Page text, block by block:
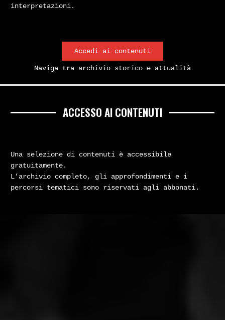
interpretazioni.
Accedi ai contenuti
Naviga tra archivio storico e attualità
ACCESSO AI CONTENUTI
Una selezione di contenuti è accessibile
gratuitamente.
L’archivio completo, gli approfondimenti e i
percorsi tematici sono riservati agli abbonati.